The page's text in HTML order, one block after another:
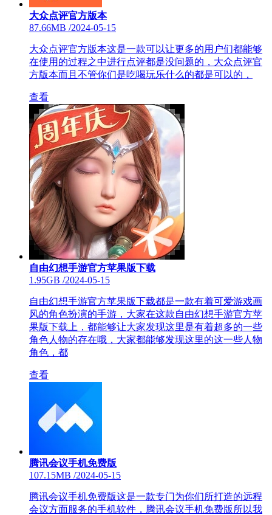
大众点评官方版本
87.66MB /2024-05-15
大众点评官方版本这是一款可以让更多的用户们都能够
在使用的过程之中进行点评都是没问题的，大众点评官
方版本而且不管你们是吃喝玩乐什么的都是可以的，
查看
自由幻想手游官方苹果版下载
1.95GB /2024-05-15
自由幻想手游官方苹果版下载都是一款有着可爱游戏画
风的角色扮演的手游，大家在这款自由幻想手游官方苹
果版下载上，都能够让大家发现这里是有着超多的一些
角色人物的存在哦，大家都能够发现这里的这一些人物
角色，都
查看
腾讯会议手机免费版
107.15MB /2024-05-15
腾讯会议手机免费版这是一款专门为你们所打造的远程
会议方面服务的手机软件，腾讯会议手机免费版所以我